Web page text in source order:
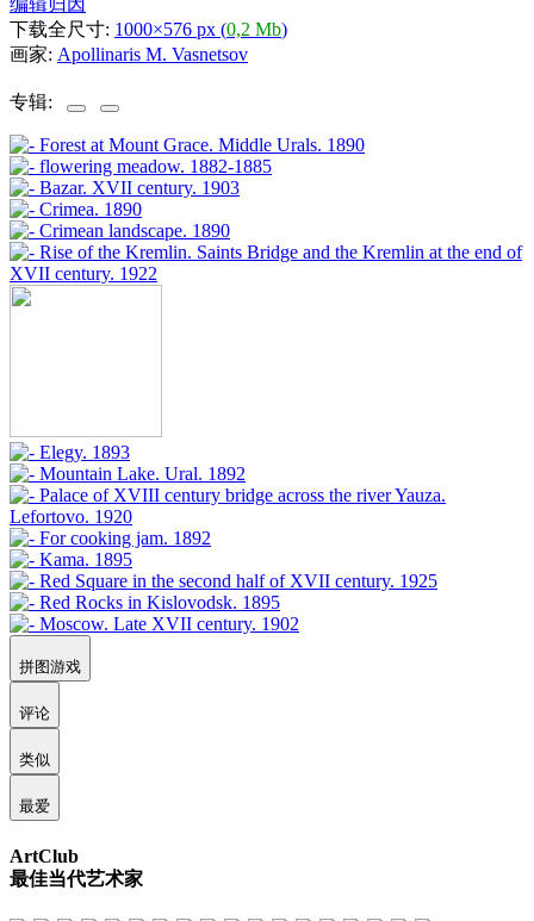
下载全尺寸: 1000×576 px (0,2 Mb)
画家: Apollinaris M. Vasnetsov
专辑:
拼图游戏
评论
类似
最爱
ArtClub
最佳当代艺术家